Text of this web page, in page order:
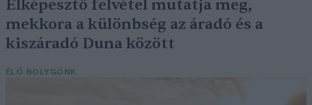
Elképesztő felvétel mutatja meg,
mekkora a különbség az áradó és a
kiszáradó Duna között
ÉLŐ BOLYGÓNK